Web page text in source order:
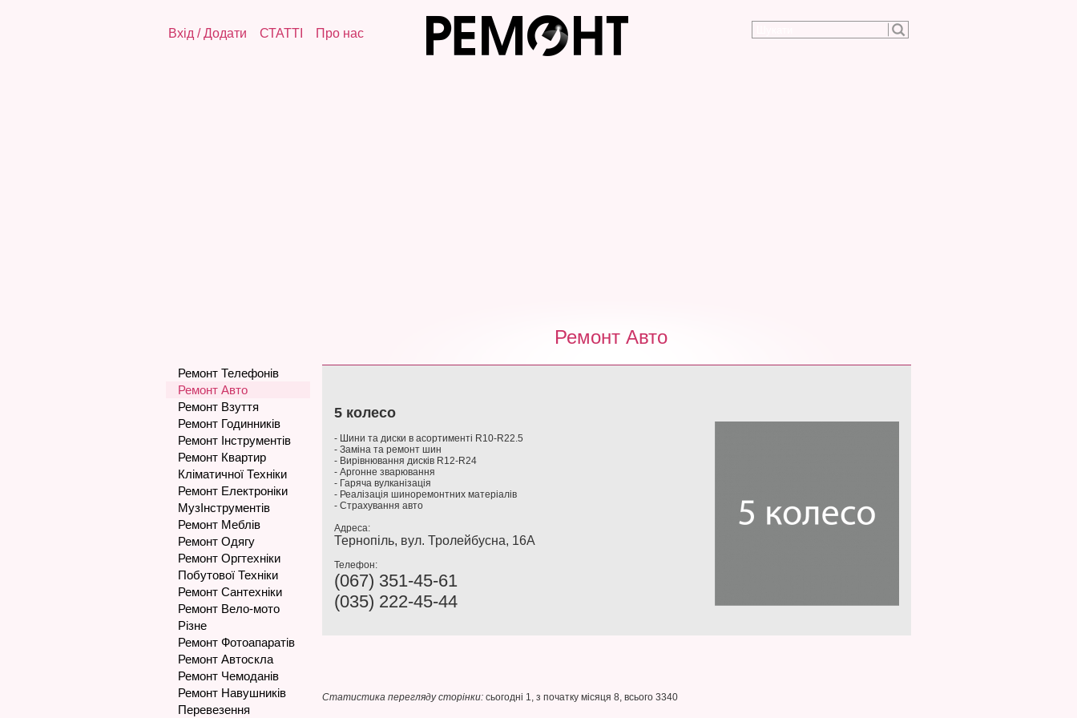
Вхід /Додати СТАТТІ Про нас
Ремонт Авто
Ремонт Телефонів
Ремонт Авто
Ремонт Взуття
Ремонт Годинників
Ремонт Інструментів
Ремонт Квартир
Кліматичної Техніки
Ремонт Електроніки
МузІнструментів
Ремонт Меблів
Ремонт Одягу
Ремонт Оргтехніки
Побутової Техніки
Ремонт Сантехніки
Ремонт Вело-мото
Різне
Ремонт Фотоапаратів
Ремонт Автоскла
Ремонт Чемоданів
Ремонт Навушників
Перевезення
5 колесо
- Шини та диски в асортименті R10-R22.5
- Заміна та ремонт шин
- Вирівнювання дисків R12-R24
- Аргонне зварювання
- Гаряча вулканізація
- Реалізація шиноремонтних матеріалів
- Страхування авто
Адреса:
Тернопіль, вул. Тролейбусна, 16А
Телефон:
(067) 351-45-61
(035) 222-45-44
Статистика перегляду сторінки: сьогодні 1, з початку місяця 8, всього 3340